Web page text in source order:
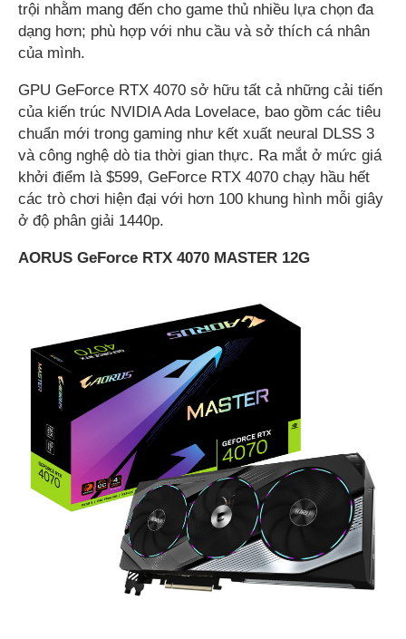
trội nhằm mang đến cho game thủ nhiều lựa chọn đa
dạng hơn; phù hợp với nhu cầu và sở thích cá nhân
của mình.
GPU GeForce RTX 4070 sở hữu tất cả những cải tiến
của kiến trúc NVIDIA Ada Lovelace, bao gồm các tiêu
chuẩn mới trong gaming như kết xuất neural DLSS 3
và công nghệ dò tia thời gian thực. Ra mắt ở mức giá
khởi điểm là $599, GeForce RTX 4070 chạy hầu hết
các trò chơi hiện đại với hơn 100 khung hình mỗi giây
ở độ phân giải 1440p.
AORUS GeForce RTX 4070 MASTER 12G